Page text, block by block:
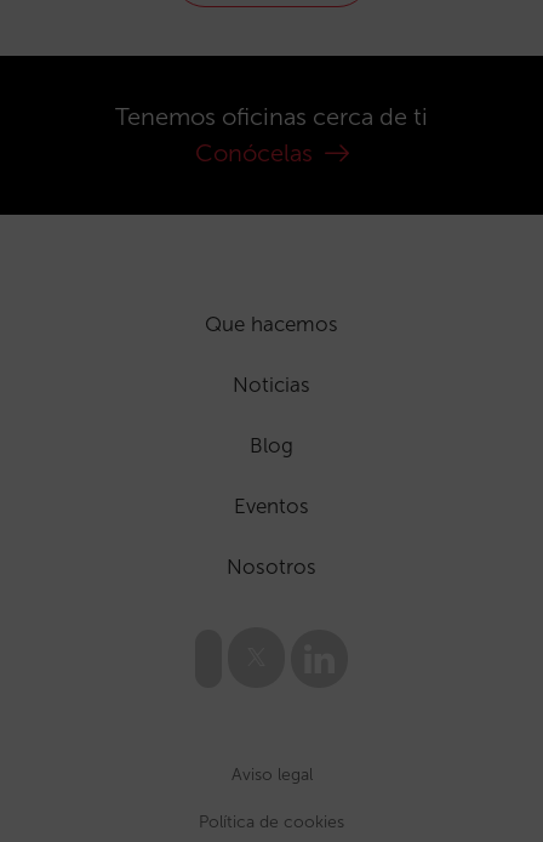
Tenemos oficinas cerca de ti
Conócelas
Que hacemos
Noticias
Blog
Eventos
Nosotros
Aviso legal
Política de cookies